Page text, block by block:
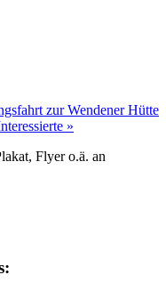
zur Wendener Hütte
»
Flyer o.ä. an